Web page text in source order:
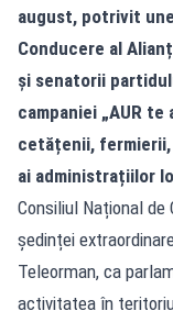
august, potrivit
Conducere al
și senatorii
campaniei „AUR
cetățenii,
ai administrațiilor
Consiliul Național de
ședinței
Teleorman, ca
activitatea în